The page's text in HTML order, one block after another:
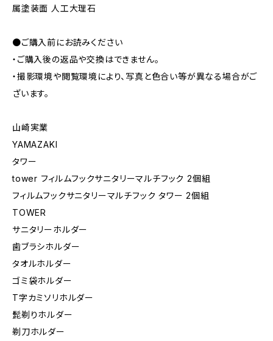
属塗装面 人工大理石
●ご購入前にお読みください
・ご購入後の返品や交換はできません。
・撮影環境や閲覧環境により、写真と色合い等が異なる場合がご
ざいます。
山崎実業
YAMAZAKI
タワー
tower フィルムフックサニタリーマルチフック 2個組
フィルムフックサニタリーマルチフック タワー 2個組
TOWER
サニタリーホルダー
歯ブラシホルダー
タオルホルダー
ゴミ袋ホルダー
T字カミソリホルダー
髭剃りホルダー
剃刀ホルダー